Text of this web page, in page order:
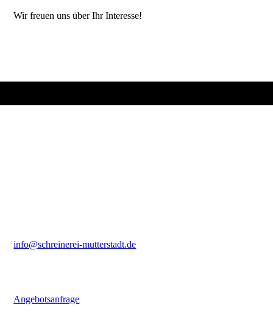
Wir freuen uns über Ihr Interesse!
info@schreinerei-mutterstadt.de
Angebotsanfrage